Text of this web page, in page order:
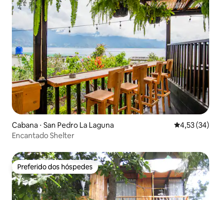
Cabana ⋅ San Pedro La Laguna 4,53 de uma
4,53 (34)
Encantado Shelter
Preferido dos hóspedes
Preferido dos hóspedes